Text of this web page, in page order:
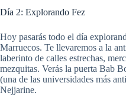
Día 2: Explorando Fez
Hoy pasarás todo el día
Marruecos. Te llevaremos a la
laberinto de calles estrechas,
mezquitas. Verás la puerta Bab
(una de las universidades más
Nejjarine.